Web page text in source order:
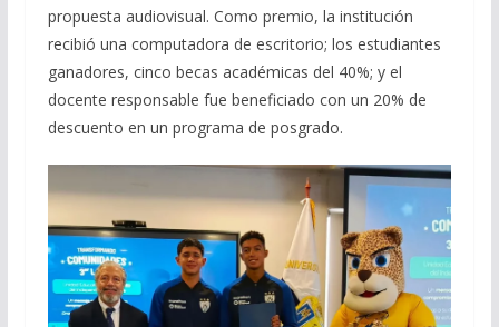
propuesta audiovisual. Como premio, la institución
recibió una computadora de escritorio; los estudiantes
ganadores, cinco becas académicas del 40%; y el
docente responsable fue beneficiado con un 20% de
descuento en un programa de posgrado.